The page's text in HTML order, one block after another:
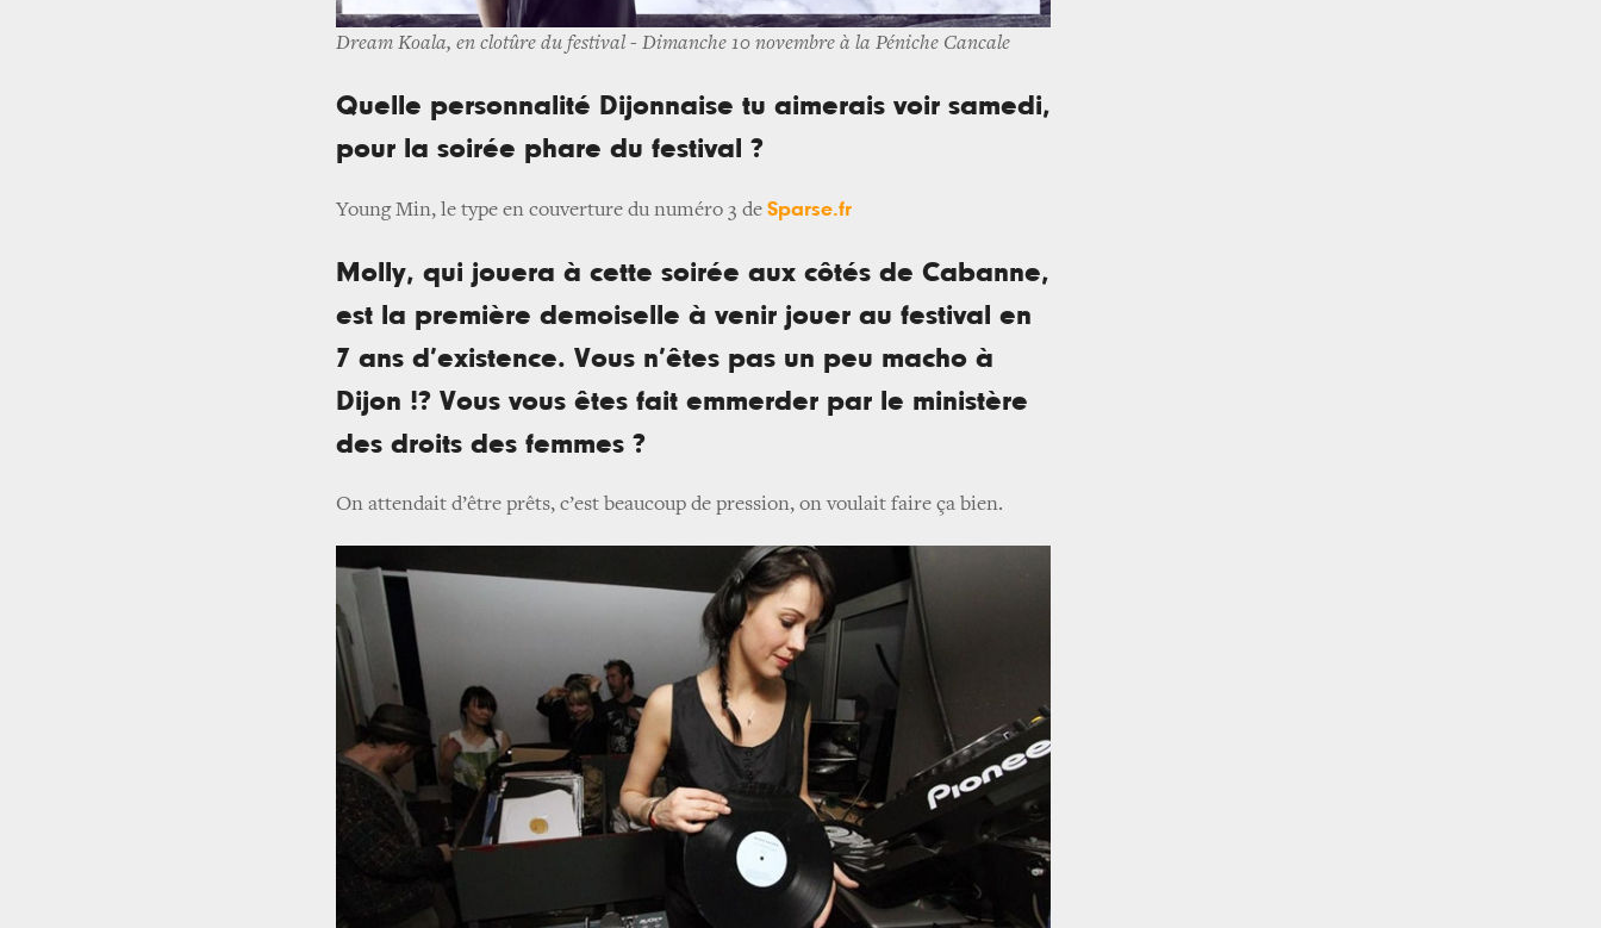
Dream Koala, en clotûre du festival - Dimanche 10 novembre à la Péniche Cancale
Quelle personnalité Dijonnaise tu aimerais voir samedi,
pour la soirée phare du festival ?
Young Min, le type en couverture du numéro 3 de Sparse.fr
Molly, qui jouera à cette soirée aux côtés de Cabanne,
est la première demoiselle à venir jouer au festival en
7 ans d’existence. Vous n’êtes pas un peu macho à
Dijon !? Vous vous êtes fait emmerder par le ministère
des droits des femmes ?
On attendait d’être prêts, c’est beaucoup de pression, on voulait faire ça bien.